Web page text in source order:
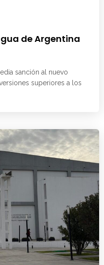
de Argentina
sanción al nuevo
superiores a los